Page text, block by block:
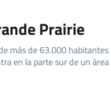
Prairie
más de 63.000
en la parte sur de un